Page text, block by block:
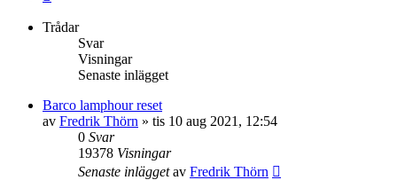
Trådar
Svar
Visningar
Senaste inlägget
Barco lamphour reset
av Fredrik Thörn » tis 10 aug 2021, 12:54
0 Svar
19378 Visningar
Senaste inläggetav Fredrik Thörn